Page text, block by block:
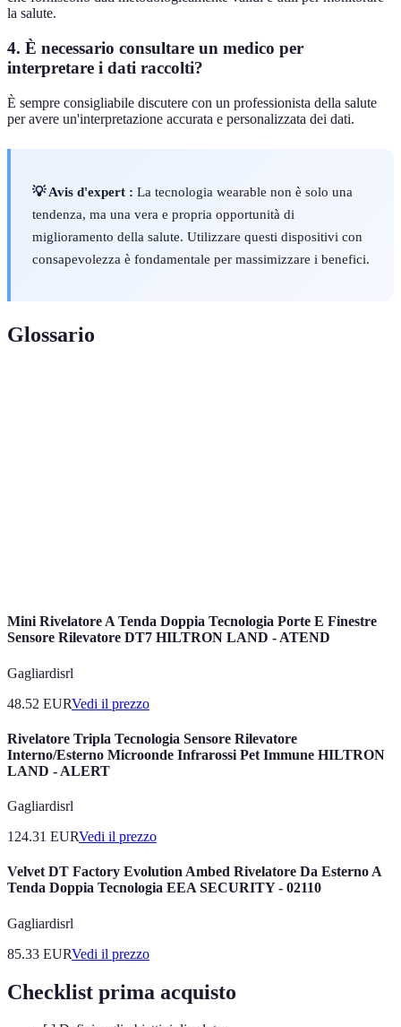
la salute.
4. È necessario consultare un medico per
interpretare i dati raccolti?
È sempre consigliabile discutere con un professionista della salute
per avere un'interpretazione accurata e personalizzata dei dati.
💡 Avis d'expert : La tecnologia wearable non è solo una
tendenza, ma una vera e propria opportunità di
miglioramento della salute. Utilizzare questi dispositivi con
consapevolezza è fondamentale per massimizzare i benefici.
Glossario
Mini Rivelatore A Tenda Doppia Tecnologia Porte E Finestre
Sensore Rilevatore DT7 HILTRON LAND - ATEND
Gagliardisrl
48.52 EURVedi il prezzo
Rivelatore Tripla Tecnologia Sensore Rilevatore
Interno/Esterno Microonde Infrarossi Pet Immune HILTRON
LAND - ALERT
Gagliardisrl
124.31 EURVedi il prezzo
Velvet DT Factory Evolution Ambed Rivelatore Da Esterno A
Tenda Doppia Tecnologia EEA SECURITY - 02110
Gagliardisrl
85.33 EURVedi il prezzo
Checklist prima acquisto